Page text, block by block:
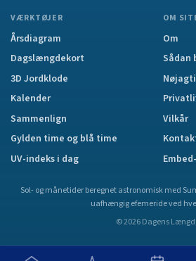
VÆRKTØJER
Årsdiagram
Dagslængdekort
3D Jordklode
Kalender
Sammenlign
Gylden time og blå time
UV-indeks i dag
OM
Om
Sådan
Vilkår
Sol- og månetider beregnet astronomisk med
uafhængig efemeride ved
©2026 Dagens